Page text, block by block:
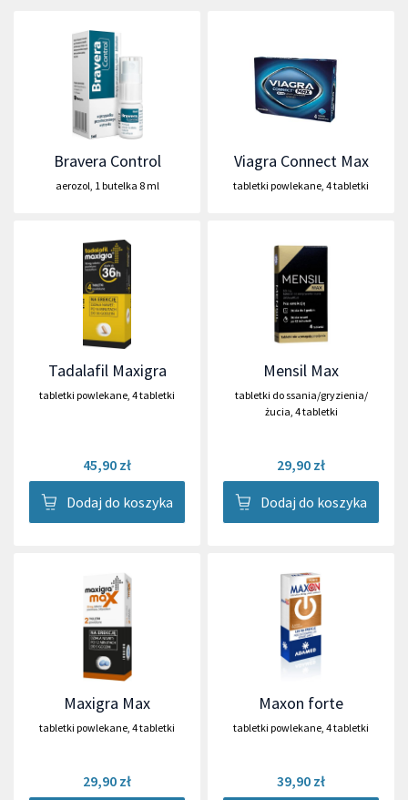
Bravera Control
aerozol, 1 butelka 8 ml
Viagra Connect Max
tabletki powlekane, 4 tabletki
Tadalafil Maxigra
tabletki powlekane, 4 tabletki
45,90 zł
Dodaj do koszyka
Mensil Max
tabletki do ssania/gryzienia/
żucia, 4 tabletki
29,90 zł
Dodaj do koszyka
Maxigra Max
tabletki powlekane, 4 tabletki
29,90 zł
Maxon forte
tabletki powlekane, 4 tabletki
39,90 zł